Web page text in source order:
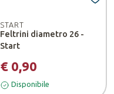
START
Feltrini diametro 26 -
Start
€ 0,90
Disponibile